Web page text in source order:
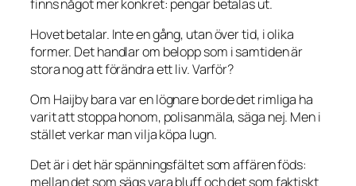
finns något mer konkret: pengar betalas ut.
Hovet betalar. Inte en gång, utan över tid, i olika
former. Det handlar om belopp som i samtiden är
stora nog att förändra ett liv. Varför?
Om Haijby bara var en lögnare borde det rimliga ha
varit att stoppa honom, polisanmäla, säga nej. Men i
stället verkar man vilja köpa lugn.
Det är i det här spänningsfältet som affären föds:
mellan det som sägs vara bluff och det som faktiskt